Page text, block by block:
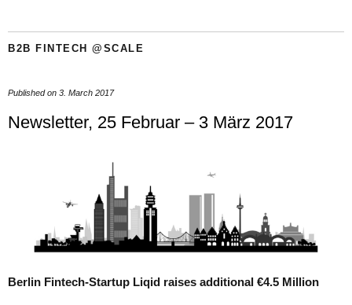
B2B FINTECH @SCALE
Published on 3. March 2017
Newsletter, 25 Februar – 3 März 2017
Berlin Fintech-Startup Liqid raises additional €4.5 Million